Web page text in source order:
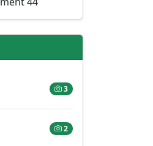
3
2